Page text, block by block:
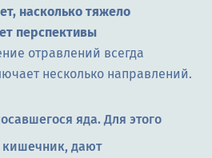
насколько тяжело
перспективы
отравлений всегда
несколько направлений.
яда. Для этого
дают